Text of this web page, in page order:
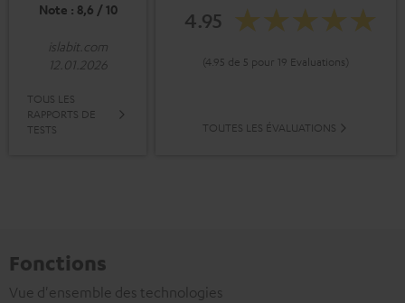
Note : 8,6 / 10
islabit.com
12.01.2026
TOUS LES
RAPPORTS DE
TESTS
4.95
(4.95 de 5 pour 19 Evaluations)
TOUTES LES ÉVALUATIONS
Fonctions
Vue d'ensemble des technologies